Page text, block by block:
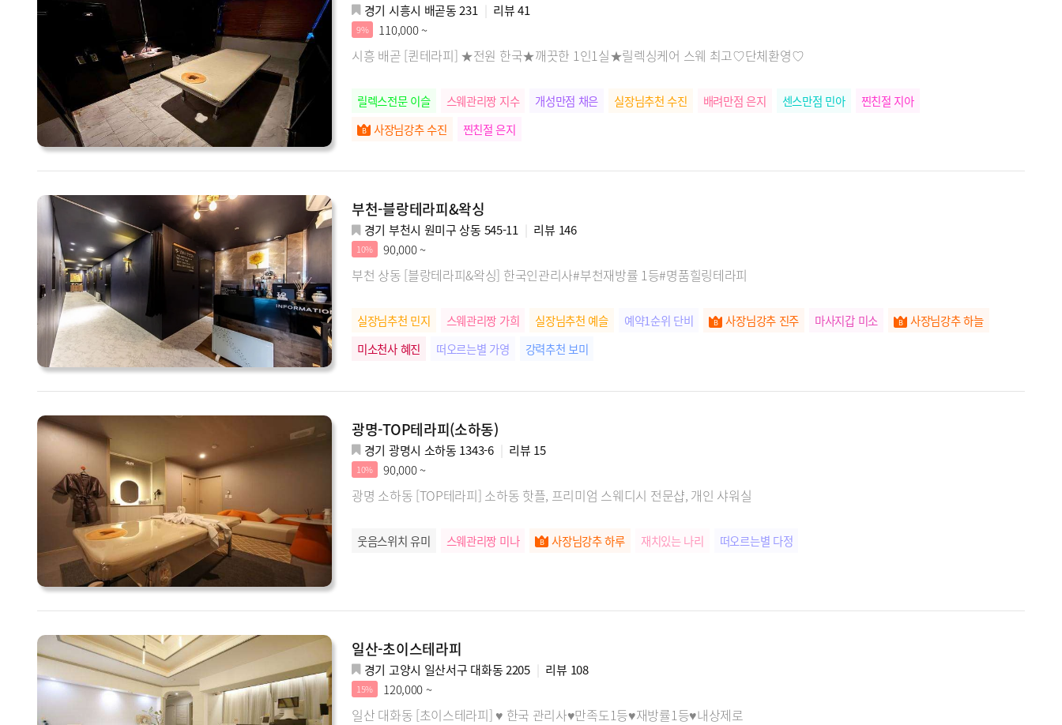
경기 시흥시 배곧동 231 리뷰41
9% 110,000 ~
시흥 배곧 [퀸테라피] ★전원 한국★깨끗한 1인1실★릴렉싱케어 스웨 최고♡단체환영♡
릴렉스전문 이슬 스웨관리짱 지수 개성만점 채은 실장님추천 수진 배려만점 은지 센스만점 민아
찐친절 지아
사장님강추 수진
찐친절 은지
부천-블랑테라피&왁싱
경기 부천시 원미구 상동 545-11 리뷰 146
10% 90,000 ~
부천 상동 [블랑테라피&왁싱] 한국인관리사#부천재방률 1등#명품힐링테라피
실장님추천 민지 스웨관리짱 가희 실장님추천 예슬 예약1순위 단비 사장님강추 진주 마사지갑 미소
사장님강추 하늘
미소천사 혜진
떠오르는별 가영 강력추천 보미
광명-TOP테라피(소하동)
경기 광명시 소하동 1343-6 리뷰 15
10% 90,000 ~
광명 소하동 [TOP테라피] 소하동 핫플, 프리미엄 스웨디시 전문샵, 개인 샤워실
웃음스위치 유미 스웨관리짱 미나 사장님강추 하루 재치있는 나리 떠오르는별 다정
일산-초이스테라피
경기 고양시 일산서구 대화동 2205 리뷰 108
15% 120,000 ~
일산 대화동 [초이스테라피] ♥ 한국 관리사♥만족도1등♥재방률1등♥내상제로